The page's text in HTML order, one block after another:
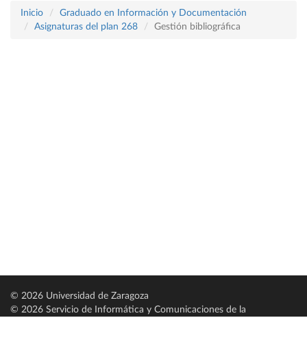
Inicio
Graduado en Información y Documentación
Asignaturas del plan 268
Gestión bibliográfica
© 2026 Universidad de Zaragoza
© 2026 Servicio de Informática y Comunicaciones de la